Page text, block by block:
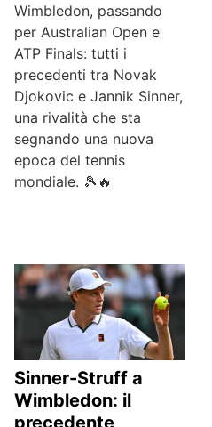
Wimbledon, passando
per Australian Open e
ATP Finals: tutti i
precedenti tra Novak
Djokovic e Jannik Sinner,
una rivalità che sta
segnando una nuova
epoca del tennis
mondiale. 🎾🔥
Sinner-Struff a
Wimbledon: il
precedente